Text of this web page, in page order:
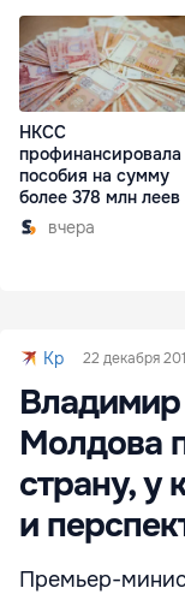
НКСС
профинансировала
пособия на сумму
более 378 млн леев
вчера
Kp 22 декабря
Молдова
страну, у
и
Премьер-